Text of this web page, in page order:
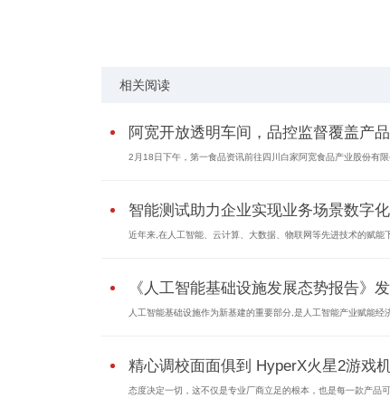
相关阅读
阿宽开放透明车间，品控监督覆盖产
2月18日下午，第一食品资讯前往四川白家阿宽食品产业股份有限
智能测试助力企业实现业务场景数字
近年来,在人工智能、云计算、大数据、物联网等先进技术的赋能
《人工智能基础设施发展态势报告》
人工智能基础设施作为新基建的重要部分,是人工智能产业赋能经
精心调校面面俱到 HyperX火星2游戏
态度决定一切，这不仅是专业厂商立足的根本，也是每一款产品可